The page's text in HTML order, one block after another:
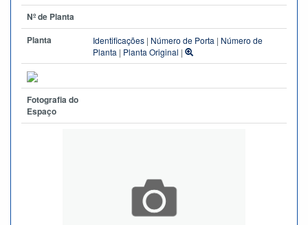
Nº de Planta
Planta
Identificações | Número de Porta | Número de
Planta | Planta Original |
Fotografia do
Espaço